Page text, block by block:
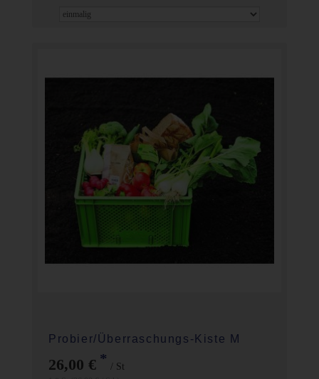
Probier/Überraschungs-Kiste M
26,00 € * / St